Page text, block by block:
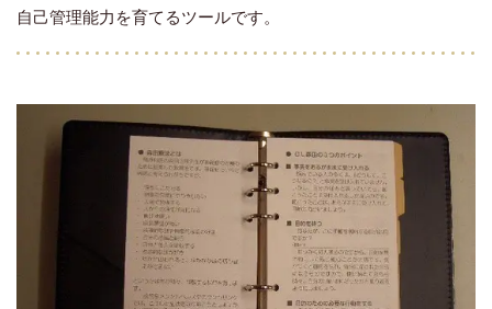
自己管理能力を育てるツールです。